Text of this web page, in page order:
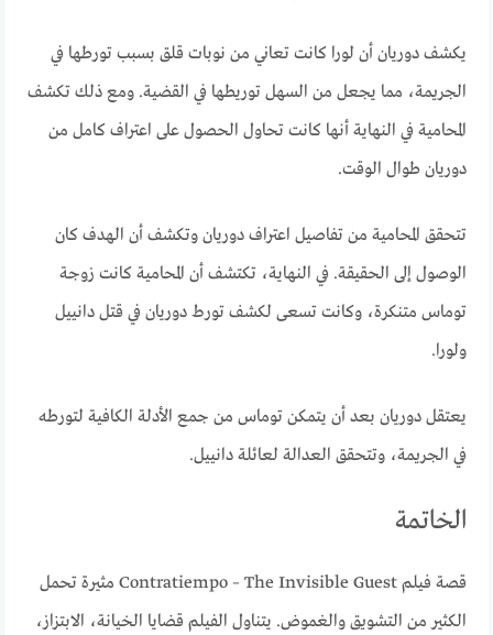
يكشف دوريان أن لورا كانت تعاني من نوبات قلق بسبب تورطها في
الجريمة، مما يجعل من السهل توريطها في القضية. ومع ذلك تكشف
المحامية في النهاية أنها كانت تحاول الحصول على اعتراف كامل من
دوريان طوال الوقت.
تتحقق المحامية من تفاصيل اعتراف دوريان وتكشف أن الهدف كان
الوصول إلى الحقيقة. في النهاية، تكتشف أن المحامية كانت زوجة
توماس متنكرة، وكانت تسعى لكشف تورط دوريان في قتل دانييل
ولورا.
يعتقل دوريان بعد أن يتمكن توماس من جمع الأدلة الكافية لتورطه
في الجريمة، وتتحقق العدالة لعائلة دانييل.
الخاتمة
قصة فيلم Contratiempo – The Invisible Guest مثيرة تحمل
الكثير من التشويق والغموض. يتناول الفيلم قضايا الخيانة، الابتزاز،